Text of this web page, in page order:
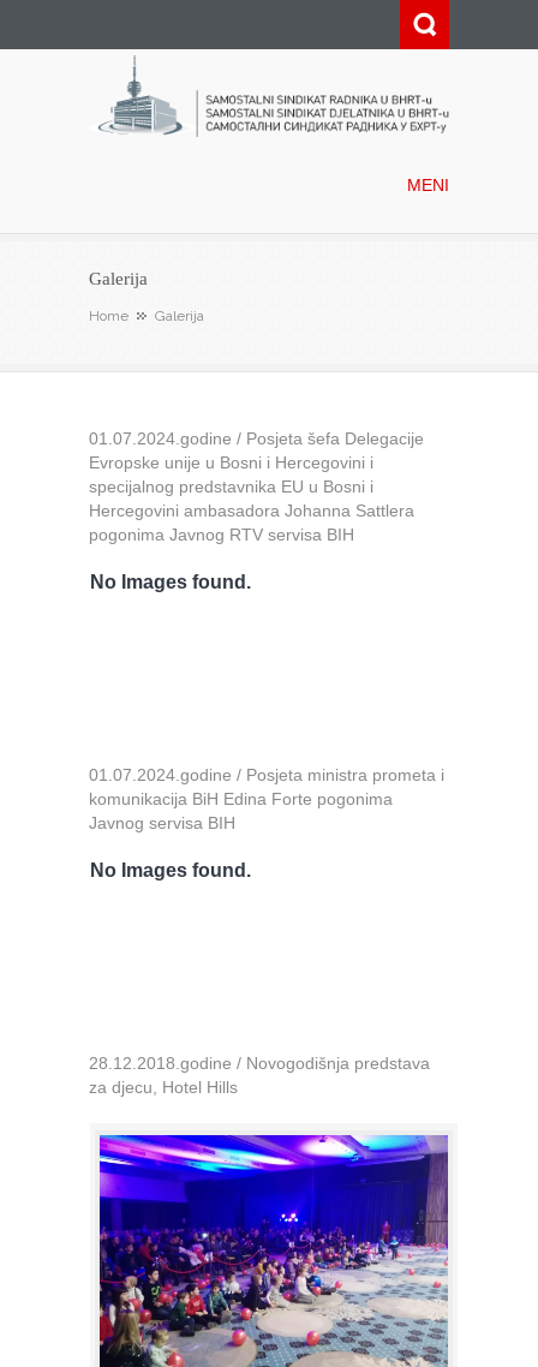
MENI
Galerija
Home Galerija
01.07.2024.godine / Posjeta šefa Delegacije
Evropske unije u Bosni i Hercegovini i
specijalnog predstavnika EU u Bosni i
Hercegovini ambasadora Johanna Sattlera
pogonima Javnog RTV servisa BIH
No Images found.
01.07.2024.godine / Posjeta ministra prometa i
komunikacija BiH Edina Forte pogonima
Javnog servisa BIH
No Images found.
28.12.2018.godine / Novogodišnja predstava
za djecu, Hotel Hills